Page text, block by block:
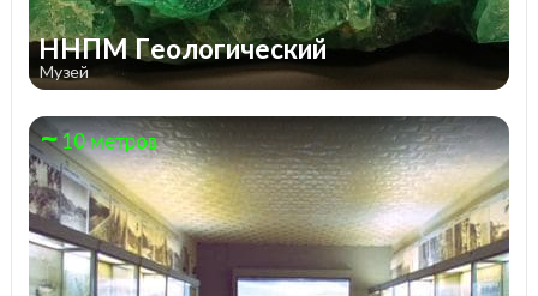
ННПМ Геологический
Музей
10 метров